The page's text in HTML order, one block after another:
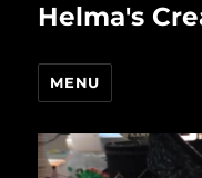
Helma's
MENU